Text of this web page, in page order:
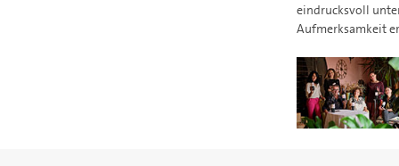
eindrucksvoll
Aufmerksamkeit